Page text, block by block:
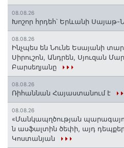
08.08.26
Խոշոր հրդեհ՝ Երևանի
08.08.26
Ինչպես են Նունե Եսայանի
Սիրուշոն, Անդրեն, Սյուզան
Բարսեղյանը
08.08.26
Ռիհաննան Հայաստանում է
08.08.26
«Մանկապղծության
ն ասֆալտին ծեփի, այդ
Կոստանյան